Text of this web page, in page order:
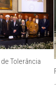
Tolerância